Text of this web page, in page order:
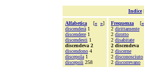
Indice|
Alfabetica [« »]
discenderà 1
discendere 1
discendesti 1
discendeva 2
discendono 4
discepola 1
discepoli 258
Frequenza [«
2 dirittamente
2 dirotto
2 disabitate
2 discendeva
2 discerne
2 disconosciuto
2 discorrevano